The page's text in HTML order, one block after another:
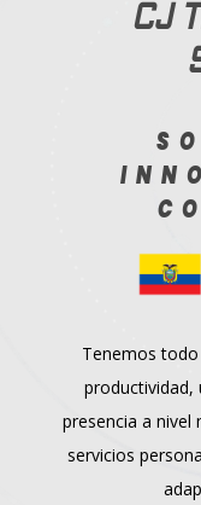
CJ
Tenemos
productividad,
presencia a nivel
servicios